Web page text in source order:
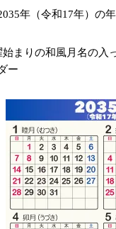
年（令和17年）の
まりの和風月名の入
ー